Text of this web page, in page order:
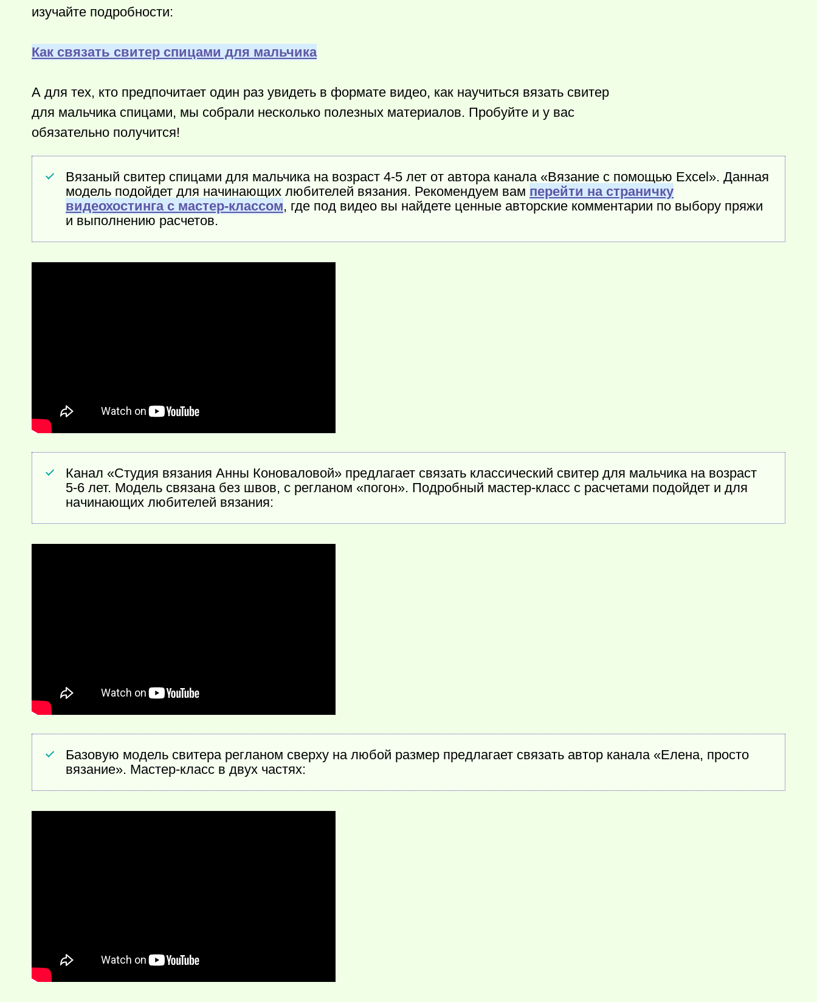
изучайте подробности:
Как связать свитер спицами для мальчика
А для тех, кто предпочитает один раз увидеть в формате видео, как научиться вязать свитер
для мальчика спицами, мы собрали несколько полезных материалов. Пробуйте и у вас
обязательно получится!
Вязаный свитер спицами для мальчика на возраст 4-5 лет от автора канала «Вязание с помощью Excel». Данная
модель подойдет для начинающих любителей вязания. Рекомендуем вам перейти на страничку
видеохостинга с мастер-классом, где под видео вы найдете ценные авторские комментарии по выбору пряжи
и выполнению расчетов.
Канал «Студия вязания Анны Коноваловой» предлагает связать классический свитер для мальчика на возраст
5-6 лет. Модель связана без швов, с регланом «погон». Подробный мастер-класс с расчетами подойдет и для
начинающих любителей вязания:
Базовую модель свитера регланом сверху на любой размер предлагает связать автор канала «Елена, просто
вязание». Мастер-класс в двух частях: